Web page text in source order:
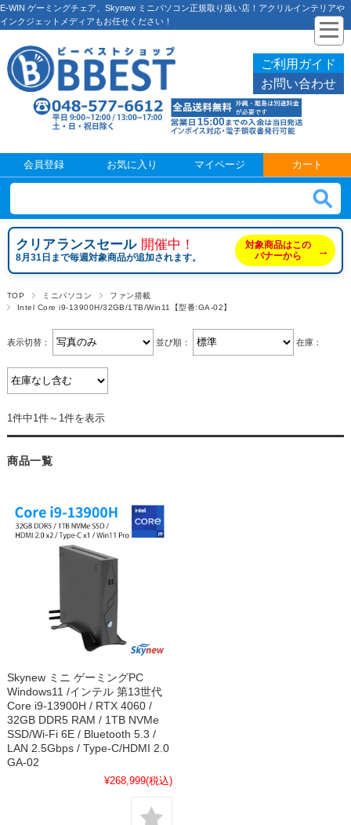
E-WIN ゲーミングチェア、Skynew ミニパソコン正規取り扱い店！アクリルインテリアや
インクジェットメディアもお任せください！
ご利用ガイド
お問い合わせ
会員登録 お気に入り マイページ カート
クリアランスセール 開催中！
8月31日まで毎週対象商品が追加されます。
対象商品はこの
バナーから
→
TOP ミニパソコン
ファン搭載
Intel Core i9-13900H/32GB/1TB/Win11【型番:GA-02】
表示切替： 並び順： 在庫：
1件中1件～1件を表示
商品一覧
Skynew ミニ ゲーミングPC
Windows11 /インテル 第13世代
Core i9-13900H / RTX 4060 /
32GB DDR5 RAM / 1TB NVMe
SSD/Wi-Fi 6E / Bluetooth 5.3 /
LAN 2.5Gbps / Type-C/HDMI 2.0
GA-02
¥268,999(税込)